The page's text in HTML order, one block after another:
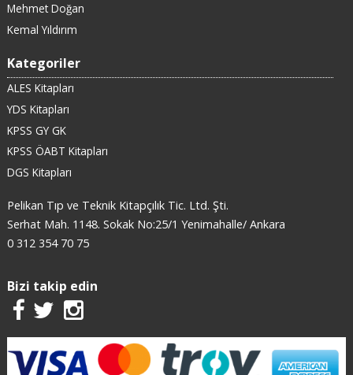
Mehmet Doğan
Kemal Yıldırım
Kategoriler
ALES Kitapları
YDS Kitapları
KPSS GY GK
KPSS ÖABT Kitapları
DGS Kitapları
Pelikan Tıp ve Teknik Kitapçılık Tic. Ltd. Şti.
Serhat Mah. 1148. Sokak No:25/1 Yenimahalle/ Ankara
0 312 354 70 75
Bizi takip edin